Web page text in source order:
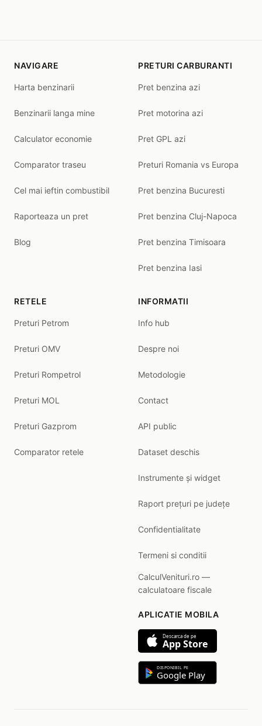
NAVIGARE
Harta benzinarii
Benzinarii langa mine
Calculator economie
Comparator traseu
Cel mai ieftin combustibil
Raporteaza un pret
Blog
PRETURI CARBURANTI
Pret benzina azi
Pret motorina azi
Pret GPL azi
Preturi Romania vs Europa
Pret benzina Bucuresti
Pret benzina Cluj-Napoca
Pret benzina Timisoara
Pret benzina Iasi
RETELE
Preturi Petrom
Preturi OMV
Preturi Rompetrol
Preturi MOL
Preturi Gazprom
Comparator retele
INFORMATII
Info hub
Despre noi
Metodologie
Contact
API public
Dataset deschis
Instrumente și widget
Raport prețuri pe județe
Confidentialitate
Termeni si conditii
CalculVenituri.ro —
calculatoare fiscale
APLICATIE MOBILA
Descarca de pe
App Store
DISPONIBIL PE
Google Play